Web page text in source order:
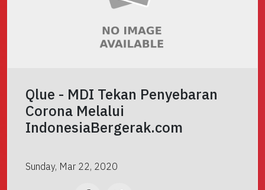
Qlue - MDI Tekan Penyebaran
Corona Melalui
IndonesiaBergerak.com
Sunday, Mar 22, 2020